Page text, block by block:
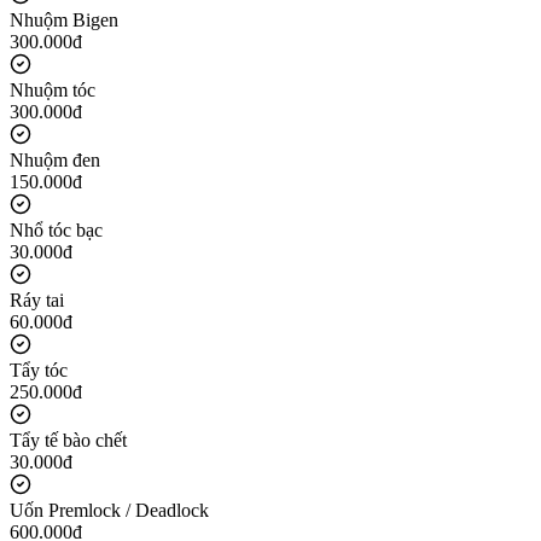
Nhuộm Bigen
300.000đ
Nhuộm tóc
300.000đ
Nhuộm đen
150.000đ
Nhổ tóc bạc
30.000đ
Ráy tai
60.000đ
Tẩy tóc
250.000đ
Tẩy tế bào chết
30.000đ
Uốn Premlock / Deadlock
600.000đ